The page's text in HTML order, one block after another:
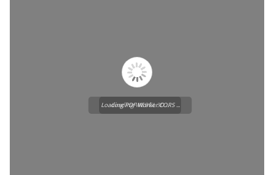
Loading WEBGL 3D ...
Loading PDF Worker CORS ...